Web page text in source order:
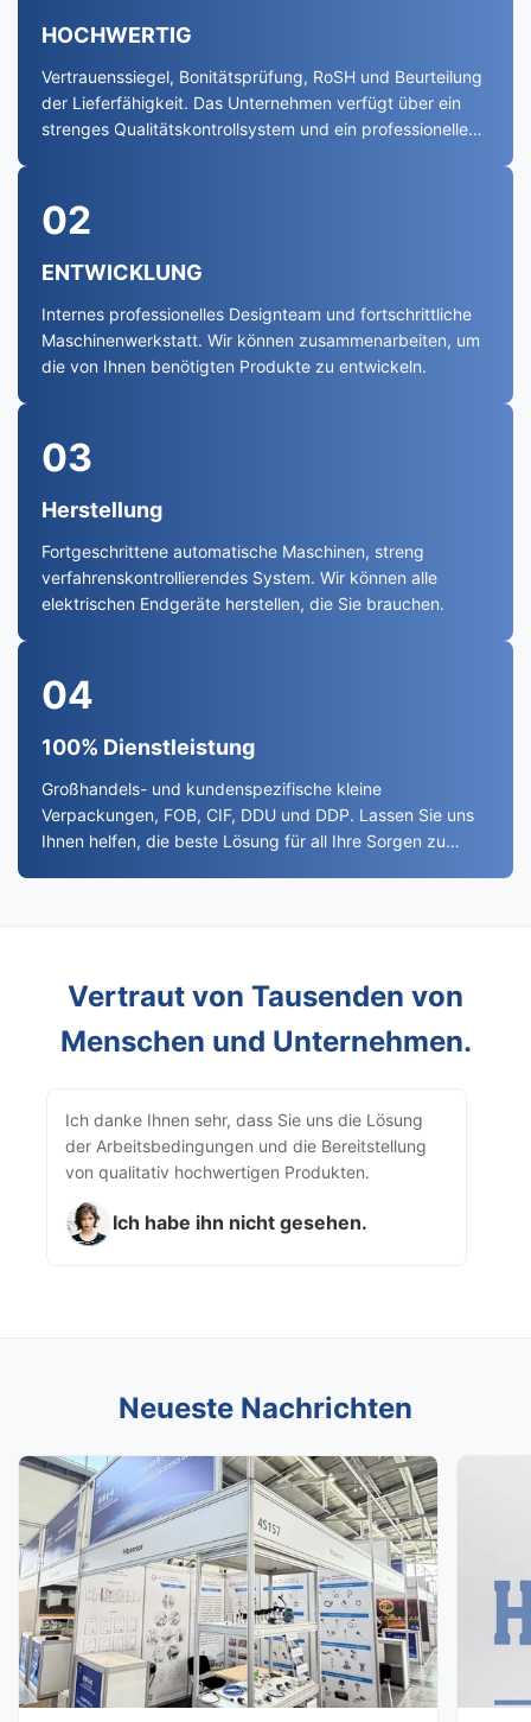
HOCHWERTIG
Vertrauenssiegel, Bonitätsprüfung, RoSH und Beurteilung
der Lieferfähigkeit. Das Unternehmen verfügt über ein
strenges Qualitätskontrollsystem und ein professionelles
02
ENTWICKLUNG
Internes professionelles Designteam und fortschrittliche
Maschinenwerkstatt. Wir können zusammenarbeiten, um
die von Ihnen benötigten Produkte zu entwickeln.
03
Herstellung
Fortgeschrittene automatische Maschinen, streng
verfahrenskontrollierendes System. Wir können alle
elektrischen Endgeräte herstellen, die Sie brauchen.
04
100% Dienstleistung
Großhandels- und kundenspezifische kleine
Verpackungen, FOB, CIF, DDU und DDP. Lassen Sie uns
Ihnen helfen, die beste Lösung für all Ihre Sorgen zu
Vertraut von Tausenden von
Menschen und Unternehmen.
Ich danke Ihnen sehr, dass Sie uns die Lösung
der Arbeitsbedingungen und die Bereitstellung
von qualitativ hochwertigen Produkten.
Ich habe ihn nicht gesehen.
Neueste Nachrichten